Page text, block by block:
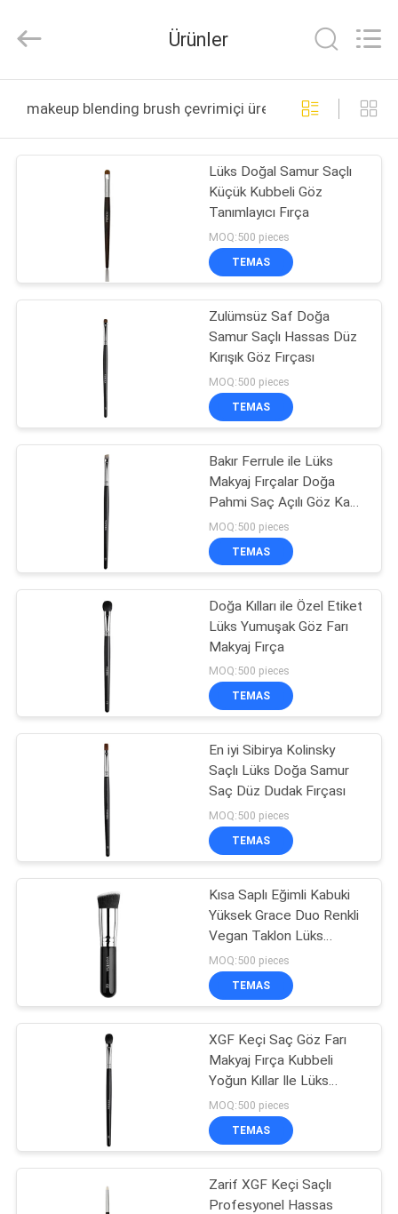
ÜRÜN:%
HAKKIMIZDA
FABRIKA
KONTROL
HARITASI
POLICY
Reserved.
Ürünler
makeup blending brush çevrimiçi üretim
Lüks Doğal Samur Saçlı
Küçük Kubbeli Göz
Tanımlayıcı Fırça
MOQ:500 pieces
TEMAS
Zulümsüz Saf Doğa
Samur Saçlı Hassas Düz
Kırışık Göz Fırçası
MOQ:500 pieces
TEMAS
Bakır Ferrule ile Lüks
Makyaj Fırçalar Doğa
Pahmi Saç Açılı Göz Kaş
Fırçası
MOQ:500 pieces
TEMAS
Doğa Kılları ile Özel Etiket
Lüks Yumuşak Göz Farı
Makyaj Fırça
MOQ:500 pieces
TEMAS
En iyi Sibirya Kolinsky
Saçlı Lüks Doğa Samur
Saç Düz Dudak Fırçası
MOQ:500 pieces
TEMAS
Kısa Saplı Eğimli Kabuki
Yüksek Grace Duo Renkli
Vegan Taklon Lüks
Makyaj Fırçaları
MOQ:500 pieces
TEMAS
XGF Keçi Saç Göz Farı
Makyaj Fırça Kubbeli
Yoğun Kıllar Ile Lüks
Makyaj Fırçalar
MOQ:500 pieces
TEMAS
Zarif XGF Keçi Saçlı
Profesyonel Hassas